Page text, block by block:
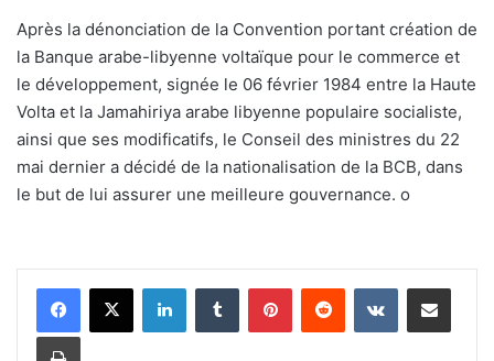
Après la dénonciation de la Convention portant création de
la Banque arabe-libyenne voltaïque pour le commerce et
le développement, signée le 06 février 1984 entre la Haute
Volta et la Jamahiriya arabe libyenne populaire socialiste,
ainsi que ses modificatifs, le Conseil des ministres du 22
mai dernier a décidé de la nationalisation de la BCB, dans
le but de lui assurer une meilleure gouvernance. o